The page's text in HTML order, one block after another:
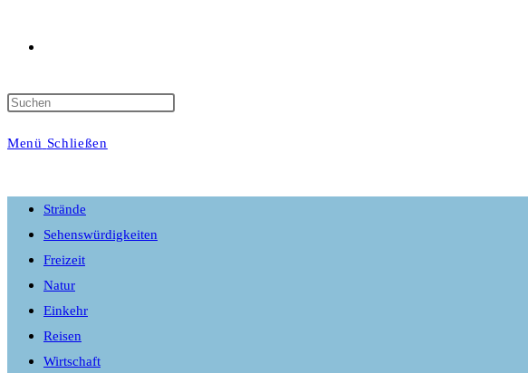
Suche
Menü Schließen
Strände
Sehenswürdigkeiten
Freizeit
Natur
Einkehr
Reisen
Wirtschaft